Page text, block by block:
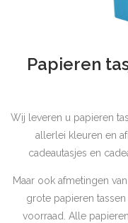
Papieren
Wij leveren u papieren
allerlei kleuren en
cadeautasjes en
Maar ook afmetingen
grote papieren
voorraad. Alle